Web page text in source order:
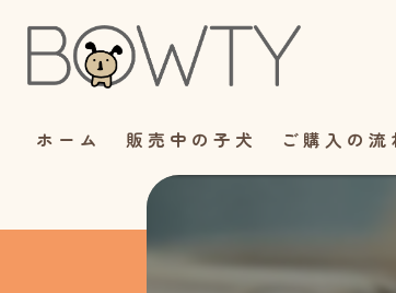
ホーム 販売中の子犬 ご購入の流